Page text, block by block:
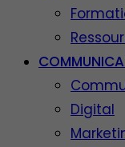
Digital